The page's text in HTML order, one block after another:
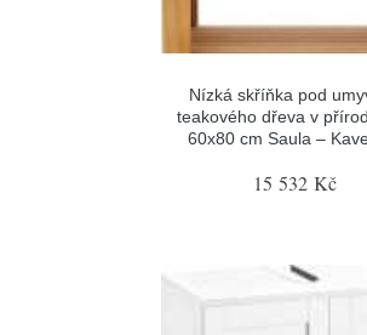
Nízká skříňka pod
teakového dřeva v
60x80 cm Saula –
15 532 Kč